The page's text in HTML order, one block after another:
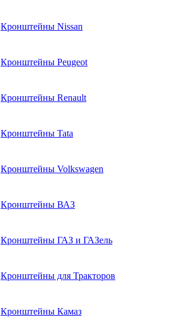
Кронштейны Nissan
Кронштейны Peugeot
Кронштейны Renault
Кронштейны Tata
Кронштейны Volkswagen
Кронштейны ВАЗ
Кронштейны ГАЗ и ГАЗель
Кронштейны для Тракторов
Кронштейны Камаз